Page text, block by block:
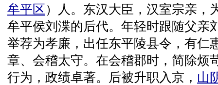
牟平区 ）人。东汉大臣，汉室宗亲，
牟平侯刘渫的后代。年轻时跟随父亲
举荐为孝廉，出任东平陵县令，有仁
章、会稽太守。在会稽郡时，简除烦
行为，政绩卓著。后被升职入京， 山